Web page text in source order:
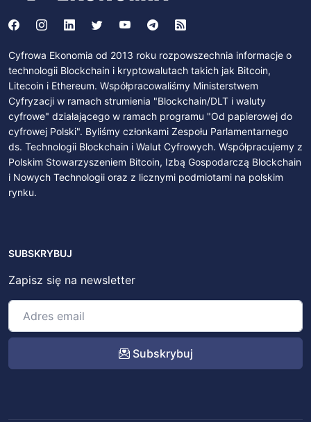
Cyfrowa Ekonomia od 2013 roku rozpowszechnia informacje o
technologii Blockchain i kryptowalutach takich jak Bitcoin,
Litecoin i Ethereum. Współpracowaliśmy Ministerstwem
Cyfryzacji w ramach strumienia "Blockchain/DLT i waluty
cyfrowe" działającego w ramach programu "Od papierowej do
cyfrowej Polski". Byliśmy członkami Zespołu Parlamentarnego
ds. Technologii Blockchain i Walut Cyfrowych. Współpracujemy z
Polskim Stowarzyszeniem Bitcoin, Izbą Gospodarczą Blockchain
i Nowych Technologii oraz z licznymi podmiotami na polskim
rynku.
SUBSKRYBUJ
Zapisz się na newsletter
Subskrybuj